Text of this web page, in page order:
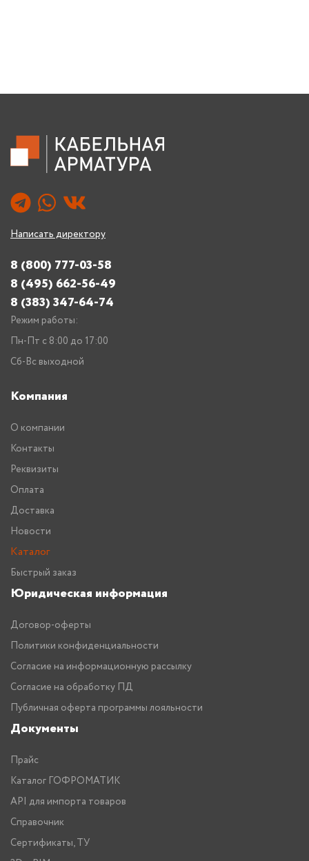
Написать директору
8 (800) 777-03-58
8 (495) 662-56-49
8 (383) 347-64-74
Режим работы:
Пн-Пт с 8:00 до 17:00
Сб-Вс выходной
Компания
О компании
Контакты
Реквизиты
Оплата
Доставка
Новости
Каталог
Быстрый заказ
Юридическая информация
Договор-оферты
Политики конфиденциальности
Согласие на информационную рассылку
Согласие на обработку ПД
Публичная оферта программы лояльности
Документы
Прайс
Каталог ГОФРОМАТИК
API для импорта товаров
Справочник
Сертификаты, ТУ